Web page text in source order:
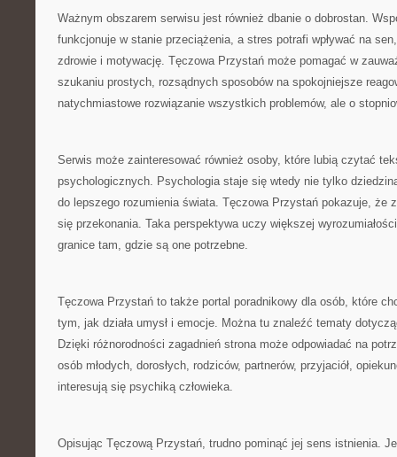
Ważnym obszarem serwisu jest również dbanie o dobrostan.
funkcjonuje w stanie przeciążenia, a stres potrafi wpływać na
zdrowie i motywację. Tęczowa Przystań może pomagać w
szukaniu prostych, rozsądnych sposobów na spokojniejsze
natychmiastowe rozwiązanie wszystkich problemów, ale o
Serwis może zainteresować również osoby, które lubią czytać
psychologicznych. Psychologia staje się wtedy nie tylko
do lepszego rozumienia świata. Tęczowa Przystań pokazuje, że
się przekonania. Taka perspektywa uczy większej
granice tam, gdzie są one potrzebne.
Tęczowa Przystań to także portal poradnikowy dla osób, które
tym, jak działa umysł i emocje. Można tu znaleźć tematy
Dzięki różnorodności zagadnień strona może odpowiadać na
osób młodych, dorosłych, rodziców, partnerów, przyjaciół,
interesują się psychiką człowieka.
Opisując Tęczową Przystań, trudno pominąć jej sens istnienia.